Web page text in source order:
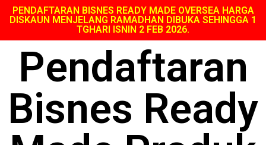
PENDAFTARAN BISNES READY MADE OVERSEA HARGA
DISKAUN MENJELANG RAMADHAN DIBUKA SEHINGGA 1
TGHARI ISNIN 2 FEB 2026.
Pendaftaran
Bisnes Ready